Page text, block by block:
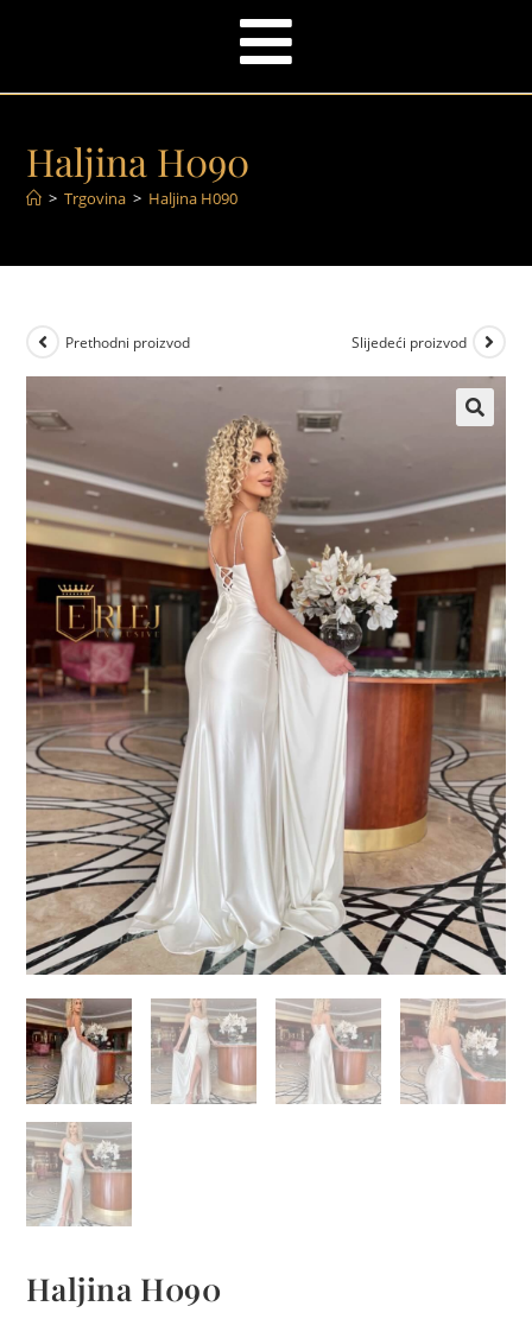
Haljina H090
> Trgovina > Haljina H090
Prethodni proizvod Slijedeći proizvod
Haljina H090